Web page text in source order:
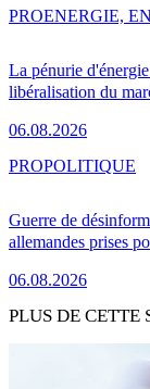
La pénurie
libéralisation du
06.08.2026
PROENERGIE,
Guerre de
allemandes prises
06.08.2026
PROPOLITIQUE
PLUS DE CETTE